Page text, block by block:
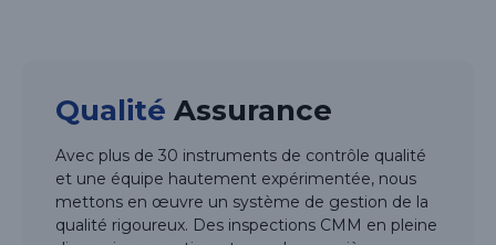
Qualité Assurance
Avec plus de 30 instruments de contrôle qualité
et une équipe hautement expérimentée, nous
mettons en œuvre un système de gestion de la
qualité rigoureux. Des inspections CMM en pleine